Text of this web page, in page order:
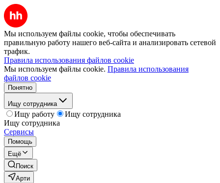
Мы используем файлы cookie, чтобы обеспечивать
правильную работу нашего веб-сайта и анализировать сетевой
трафик.
Правила использования файлов cookie
Мы используем файлы cookie. Правила использования
файлов cookie
Понятно
Ищу сотрудника
Ищу работу
Ищу сотрудника
Ищу сотрудника
Сервисы
Помощь
Ещё
Поиск
Арти